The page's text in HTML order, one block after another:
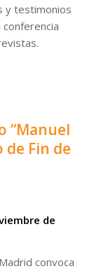
y testimonios
“Manuel
de Fin de
de
convoca